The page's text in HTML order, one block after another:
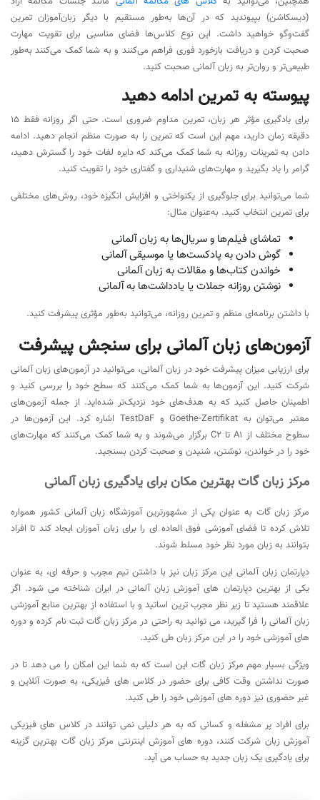
(دیسکاشن) بپیوندید که در آن‌ها به‌طور مستقیم با دیگر زبان‌آموزان تمرین
گفت‌وگو خواهید داشت. این نوع کلاس‌ها فضای مناسبی برای تقویت مهارت
صحبت کردن و دریافت بازخورد فوری فراهم می‌کنند و به شما کمک می‌کنند به‌طور
طبیعی‌تر و روان‌تر به زبان آلمانی صحبت کنید.
پیوسته به تمرین ادامه دهید
برای یادگیری مؤثر هر زبان، تمرین مداوم ضروری است. حتی اگر روزانه فقط ۱۵
دقیقه زمان دارید، مهم این است که تمرین را به صورت منظم انجام دهید. ادامه
دادن به تمرینات روزانه به شما کمک می‌کند که دایره لغات خود را گسترش دهید،
گرامر را یاد بگیرید و مهارت‌های شنیداری و گفتاری خود را تقویت کنید.
شما می‌توانید برای جلوگیری از یکنواختی و افزایش انگیزه خود، روش‌های مختلفی
برای تمرین انتخاب کنید. به‌عنوان مثال:
تماشای فیلم‌ها و سریال‌ها به زبان آلمانی
گوش دادن به پادکست‌ها یا موسیقی آلمانی
خواندن کتاب‌ها و مقالات به زبان آلمانی
نوشتن روزانه جملات یا یادداشت‌ها به آلمانی
با داشتن برنامه‌ای منظم و تمرین روزانه، می‌توانید به‌طور مؤثری پیشرفت کنید.
آزمون‌های زبان آلمانی برای سنجش پیشرفت
برای ارزیابی میزان پیشرفت خود در زبان آلمانی، می‌توانید در آزمون‌های زبان آلمانی
شرکت کنید. این آزمون‌ها به شما کمک می‌کنند که سطح خود را بررسی کنید و
اطمینان حاصل کنید که به هدف‌های خود نزدیک‌تر شده‌اید. از جمله آزمون‌های
معتبر می‌توان به Goethe-Zertifikat و TestDaF اشاره کرد. این آزمون‌ها در
سطوح مختلف از A1 تا C2 برگزار می‌شوند و به شما کمک می‌کنند که مهارت‌های
خود را در خواندن، نوشتن، شنیدن و صحبت کردن بسنجید.
مرکز زبان گات بهترین مکان برای یادگیری زبان آلمانی
مرکز زبان گات به عنوان یکی از مشهورترین آموزشگاه زبان آلمانی کشور همواره
تلاش کرده تا فضای آموزشی فوق العاده ای را برای زبان آموزان ایجاد کند تا افراد
بتوانند به زبان مورد نظر خود مسلط شوند.
دپارتمان زبان آلمانی این مرکز زبان نیز با داشتن تیم مجرب و حرفه ای، به عنوان
یکی از بهترین دپارتمان های آموزش زبان آلمانی در ایران شناخته می ‌شود. اگر
علاقمند هستید تا زیر نظر مجرب ترین اساتید و با استفاده از بهترین منابع آموزشی
زبان آلمانی را فرا گیرید، می توانید به راحتی در مرکز زبان گات ثبت نام کرده و دوره‌
های آموزشی خود را در این مرکز زبان طی کنید.
ویژگی بسیار مهم مرکز زبان گات این است که به شما این امکان را می دهد تا در
صورت نداشتن وقت کافی برای حضور در کلاس های فیزیکی، به صورت آنلاین و
غیر حضوری نیز دوره های آموزشی خود را طی کنید.
برای افراد پر مشغله و کسانی که به هر دلیلی نمی توانند در کلاس های فیزیکی
آموزش زبان شرکت کنند، دوره ‌های آموزش اینترنتی مرکز زبان گات بهترین گزینه
برای یادگیری یک زبان جدید به حساب می‌ آید.